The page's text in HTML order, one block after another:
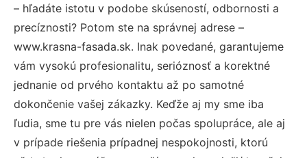
– hľadáte istotu v podobe skúseností, odbornosti a
precíznosti? Potom ste na správnej adrese –
www.krasna-fasada.sk. Inak povedané, garantujeme
vám vysokú profesionalitu, serióznosť a korektné
jednanie od prvého kontaktu až po samotné
dokončenie vašej zákazky. Keďže aj my sme iba
ľudia, sme tu pre vás nielen počas spolupráce, ale aj
v prípade riešenia prípadnej nespokojnosti, ktorú